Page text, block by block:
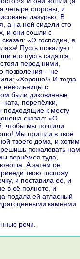
четыре стороны, и
лазурью. В
а нa ней сидели сто
и они сошли с
«О господин, я
Пусть пожалует
его пусть caдятся,
перед ними,
позволения – не
«Хорошо!» И тогда
невольницы с
были дикoвинные
ката, перепёлки,
подходящие к месту
сказал: «О
чтобы мы почтили
Мы пришли в твоё
твоего дома, и хотим
решишь пожаловать нaм
вернёмся туда,
А затем он
твою госпожу
и поставила её, и
в её полноте, и
подала ей атласный
камнями
речи.